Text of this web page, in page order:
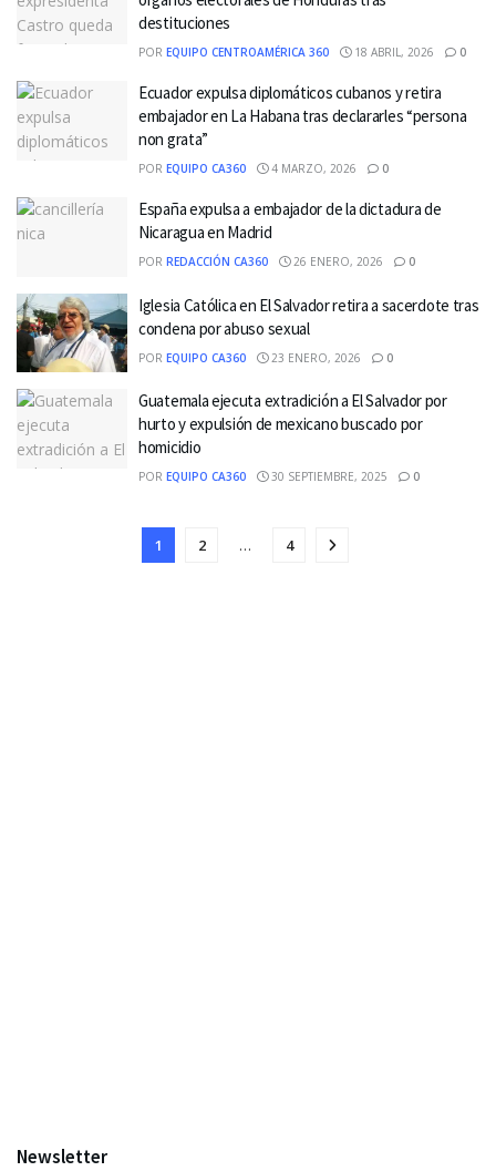
destituciones
POR EQUIPO CENTROAMÉRICA 360 18 ABRIL, 2026 0
Ecuador expulsa diplomáticos cubanos y retira
embajador en La Habana tras declararles “persona
non grata”
POR EQUIPO CA360 4 MARZO, 2026 0
España expulsa a embajador de la dictadura de
Nicaragua en Madrid
POR REDACCIÓN CA360 26 ENERO, 2026 0
Iglesia Católica en El Salvador retira a sacerdote tras
condena por abuso sexual
POR EQUIPO CA360 23 ENERO, 2026 0
Guatemala ejecuta extradición a El Salvador por
hurto y expulsión de mexicano buscado por
homicidio
POR EQUIPO CA360 30 SEPTIEMBRE, 2025 0
1 2 … 4
Newsletter